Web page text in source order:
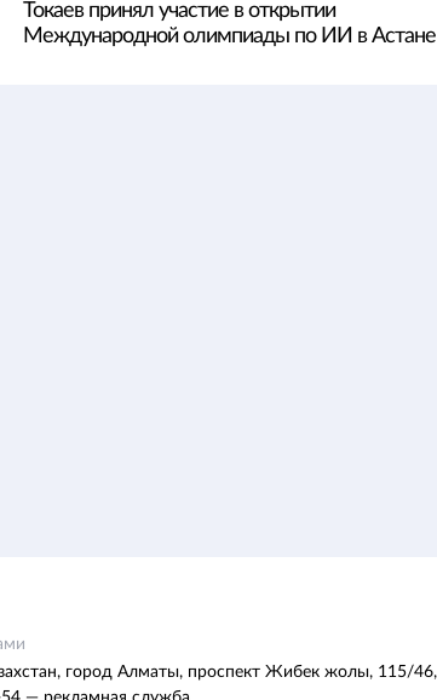
Токаев принял участие в открытии
Международной олимпиады по ИИ в Астане
город Алматы, проспект Жибек жолы, 115/